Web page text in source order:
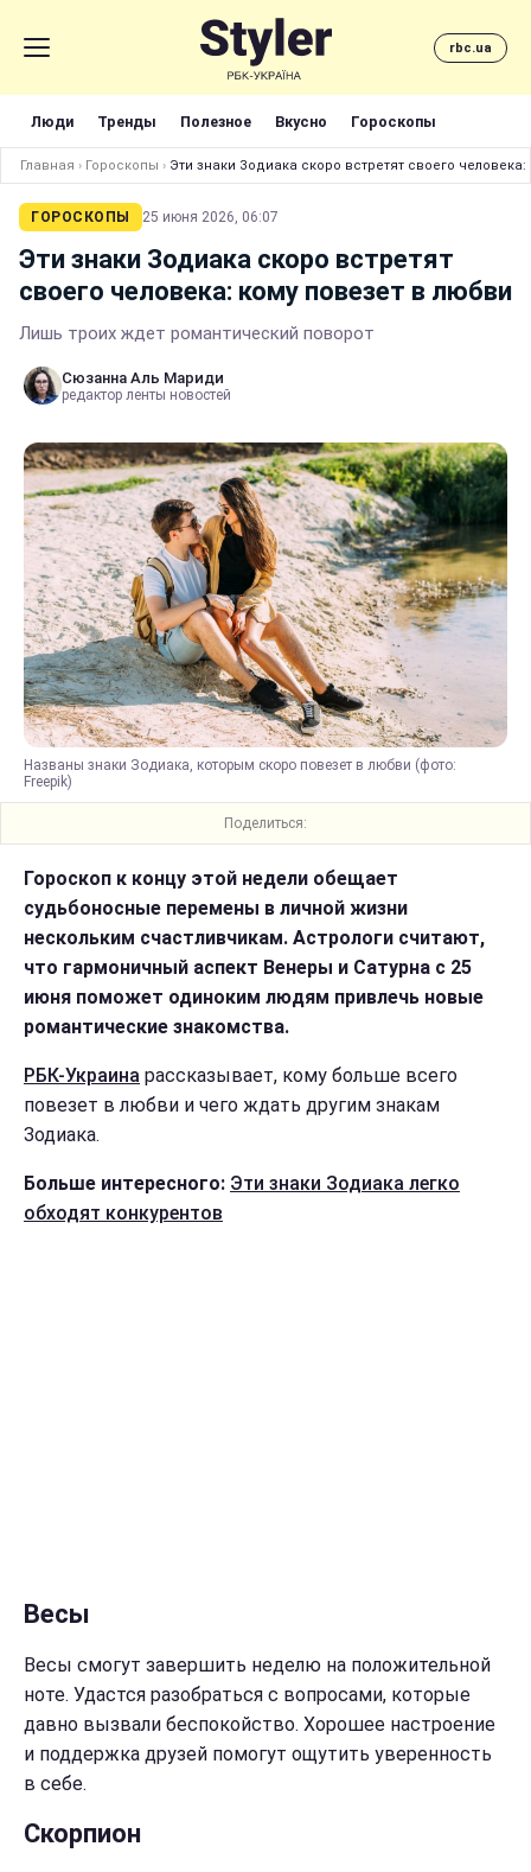
rbc.ua
Люди Тренды Полезное Вкусно Гороскопы
Главная › Гороскопы › Эти знаки Зодиака скоро встретят своего
ГОРОСКОПЫ 25 июня 2026, 06:07
Эти знаки Зодиака скоро встретят
своего человека: кому повезет в любви
Лишь троих ждет романтический поворот
Сюзанна Аль Мариди
редактор ленты новостей
Названы знаки Зодиака, которым скоро повезет в любви (фото:
Freepik)
Поделиться:
Гороскоп к концу этой недели обещает
судьбоносные перемены в личной жизни
нескольким счастливчикам. Астрологи считают,
что гармоничный аспект Венеры и Сатурна с 25
июня поможет одиноким людям привлечь новые
романтические знакомства.
РБК-Украина рассказывает, кому больше всего
повезет в любви и чего ждать другим знакам
Зодиака.
Больше интересного: Эти знаки Зодиака легко
обходят конкурентов
Весы
Весы смогут завершить неделю на положительной
ноте. Удастся разобраться с вопросами, которые
давно вызвали беспокойство. Хорошее настроение
и поддержка друзей помогут ощутить уверенность
в себе.
Скорпион